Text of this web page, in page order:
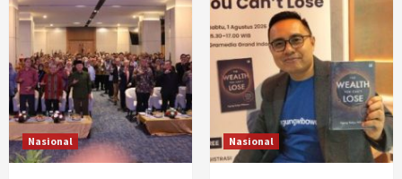
Nasional Nasional